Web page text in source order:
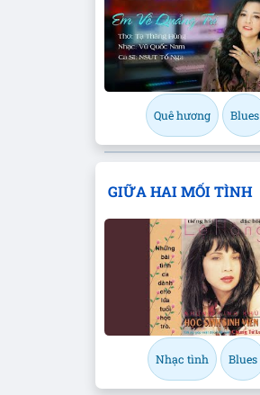
Quê hương Blues
GIỮA HAI MỐI TÌNH
Nhạc tình Blues